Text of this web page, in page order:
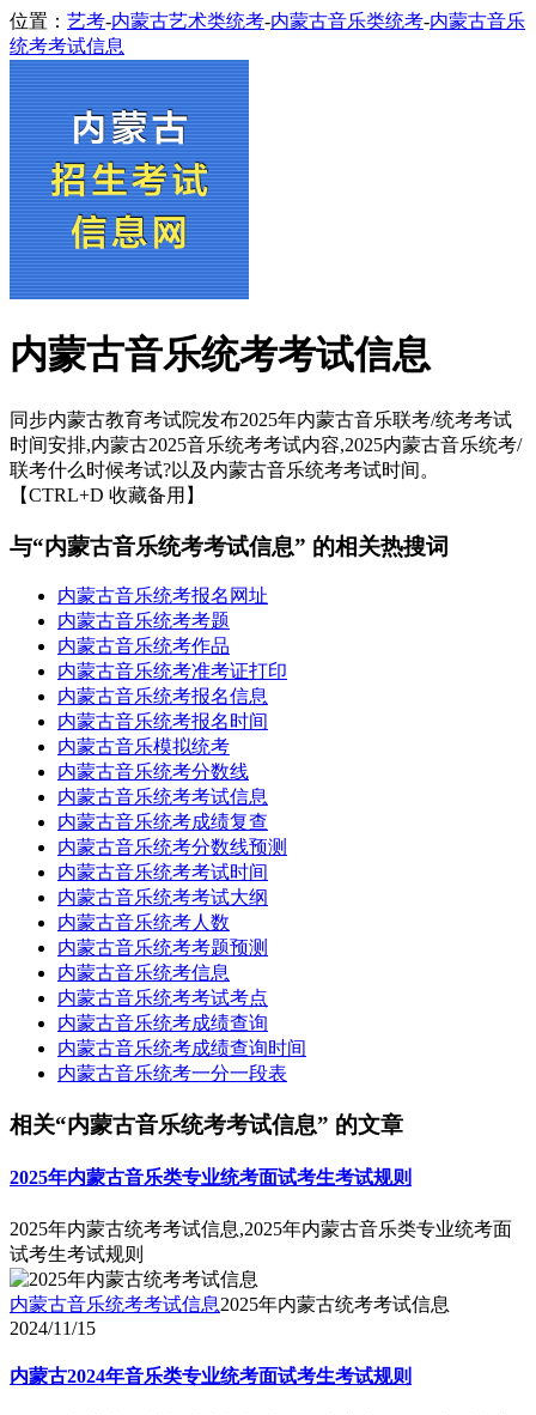
位置： 艺考-内蒙古艺术类统考-内蒙古音乐类统考-内蒙古音乐
统考考试信息
内蒙古音乐统考考试信息
同步内蒙古教育考试院发布2025年内蒙古音乐联考/统考考试
时间安排,内蒙古2025音乐统考考试内容,2025内蒙古音乐统考/
联考什么时候考试?以及内蒙古音乐统考考试时间。
【CTRL+D 收藏备用】
与“内蒙古音乐统考考试信息” 的相关热搜词
内蒙古音乐统考报名网址
内蒙古音乐统考考题
内蒙古音乐统考作品
内蒙古音乐统考准考证打印
内蒙古音乐统考报名信息
内蒙古音乐统考报名时间
内蒙古音乐模拟统考
内蒙古音乐统考分数线
内蒙古音乐统考考试信息
内蒙古音乐统考成绩复查
内蒙古音乐统考分数线预测
内蒙古音乐统考考试时间
内蒙古音乐统考考试大纲
内蒙古音乐统考人数
内蒙古音乐统考考题预测
内蒙古音乐统考信息
内蒙古音乐统考考试考点
内蒙古音乐统考成绩查询
内蒙古音乐统考成绩查询时间
内蒙古音乐统考一分一段表
相关“内蒙古音乐统考考试信息” 的文章
2025年内蒙古音乐类专业统考面试考生考试规则
2025年内蒙古统考考试信息,2025年内蒙古音乐类专业统考面
试考生考试规则
内蒙古音乐统考考试信息2025年内蒙古统考考试信息
2024/11/15
内蒙古2024年音乐类专业统考面试考生考试规则